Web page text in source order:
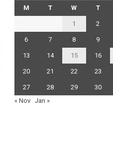
M T W T
1 2
6 7 8 9
13 14 15 16
20 21 22 23
27 28 29 30
« Nov
Jan »